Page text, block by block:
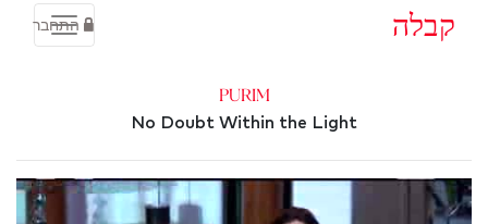
קבלה התחבר
Purim
No Doubt Within the Light